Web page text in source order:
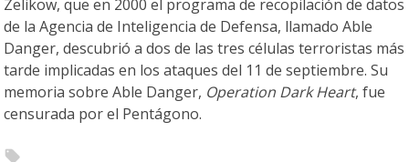
Zelikow, que en 2000 el programa de recopilación de datos
de la Agencia de Inteligencia de Defensa, llamado Able
Danger, descubrió a dos de las tres células terroristas más
tarde implicadas en los ataques del 11 de septiembre. Su
memoria sobre Able Danger, Operation Dark Heart, fue
censurada por el Pentágono.